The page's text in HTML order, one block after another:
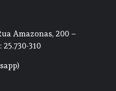
Amazonas, 200 –
310